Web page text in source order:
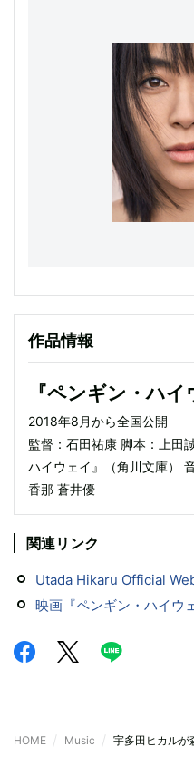
作品情報
『ペンギン・ハイ
2018年8月から全国公開
監督：石田祐康 脚本：上田
ハイウェイ』（角川文庫）
香那 蒼井優
関連リンク
Utada Hikaru Official
映画『ペンギン・ハイウ
HOME Music 宇多田ヒカルが